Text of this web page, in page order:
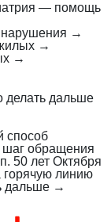
— помощь
→
→
→
делать дальше
способ
шаг обращения
50 лет Октября
горячую линию
дальше →